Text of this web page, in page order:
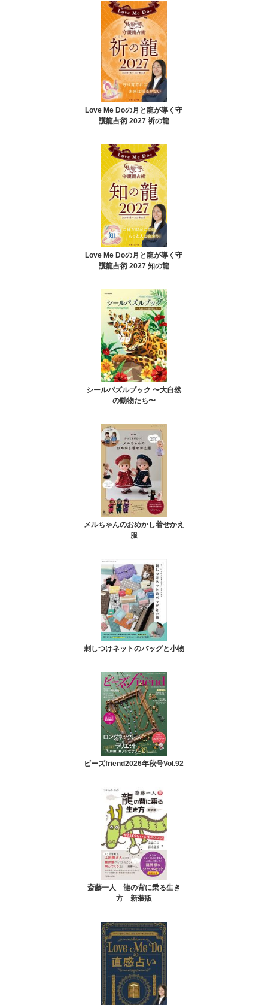
Love Me Doの月と龍が導く守
護龍占術 2027 祈の龍
Love Me Doの月と龍が導く守
護龍占術 2027 知の龍
シールパズルブック 〜大自然
の動物たち〜
メルちゃんのおめかし着せかえ
服
刺しつけネットのバッグと小物
ビーズfriend2026年秋号Vol.92
斎藤一人 龍の背に乗る生き
方 新装版